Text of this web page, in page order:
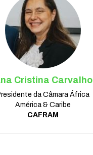
Cristina Carvalho
da Câmara África
América & Caribe
CAFRAM